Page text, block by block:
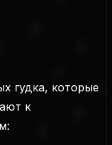
гудка, которые
к